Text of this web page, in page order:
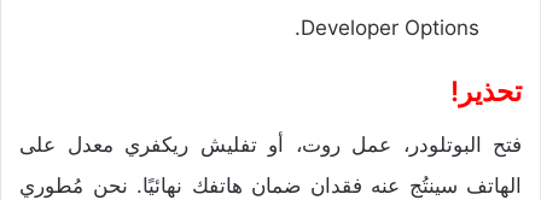
Developer Options.
تحذير!
فتح البوتلودر، عمل روت، أو تفليش ريكفري معدل على
الهاتف سينتُج عنه فقدان ضمان هاتفك نهائيًا. نحن مُطوري